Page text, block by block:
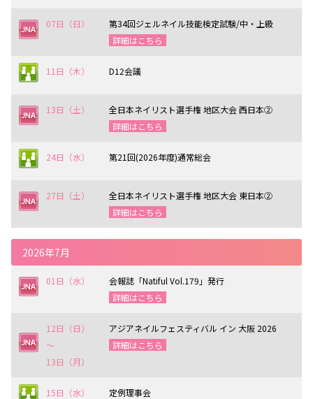
07日（日）
第34回ジェルネイル技能検定試験/中・上級
詳細はこちら
11日（木） D12会議
13日（土）
全日本ネイリスト選手権 地区大会 西日本②
詳細はこちら
24日（水） 第21回(2026年度)通常総会
27日（土）
全日本ネイリスト選手権 地区大会 東日本②
詳細はこちら
2026年7月
01日（水）
会報誌「Natiful Vol.179」発行
詳細はこちら
12日（日）
〜
13日（月）
アジアネイルフェスティバル イン 大阪 2026
詳細はこちら
15日（水） 定例理事会